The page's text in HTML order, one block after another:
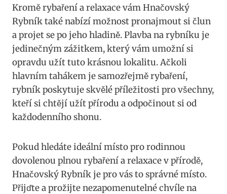
Kromě rybaření a relaxace vám Hnačovský
Rybník také nabízí možnost pronajmout si člun
a projet se po jeho hladině. Plavba na rybníku je
jedinečným zážitkem, který vám umožní si
opravdu užít tuto krásnou lokalitu. Ačkoli
hlavním tahákem je samozřejmě rybaření,
rybník poskytuje skvělé příležitosti pro všechny,
kteří si chtějí užít přírodu a odpočinout si od
každodenního shonu.
Pokud hledáte ideální místo pro rodinnou
dovolenou plnou rybaření a relaxace v přírodě,
Hnačovský Rybník je pro vás to správné místo.
Přijďte a prožijte nezapomenutelné chvíle na